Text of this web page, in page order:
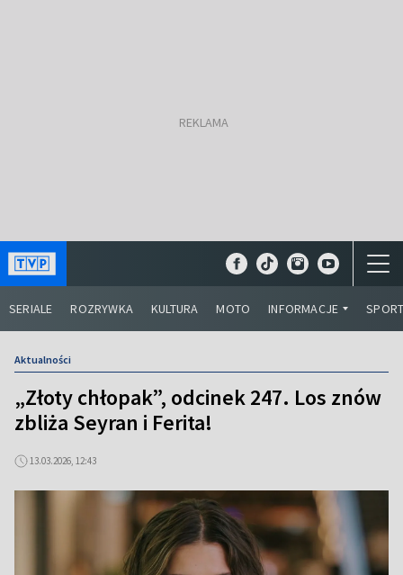
SERIALE ROZRYWKA KULTURA MOTO INFORMACJE
Aktualności
„Złoty chłopak”, odcinek 247. Los znów
zbliża Seyran i Ferita!
13.03.2026, 12:43